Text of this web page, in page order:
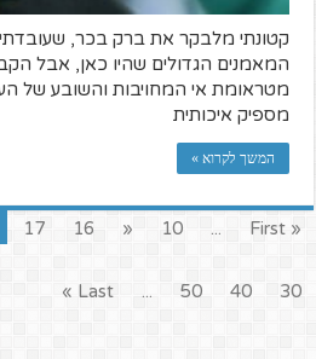
קטונתי מלבקר את ברק בכר,
המאמנים הגדולים שהיו כאן, אבל
מטראומת אי המחויבות והשובע של
מספיק איכותית
המשך לקרוא »
« First
...
10
«
16
17
30
40
50
...
Last »